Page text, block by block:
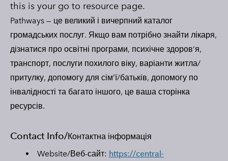
this is your go to resource page.
Pathways — це великий і вичерпний каталог
громадських послуг. Якщо вам потрібно знайти лікаря,
дізнатися про освітні програми, психічне здоров’я,
транспорт, послуги похилого віку, варіанти житла/
притулку, допомогу для сім’ї/батьків, допомогу по
інвалідності та багато іншого, це ваша сторінка
ресурсів.
Contact Info/Контактна інформація
Website/Веб-сайт: https://central-